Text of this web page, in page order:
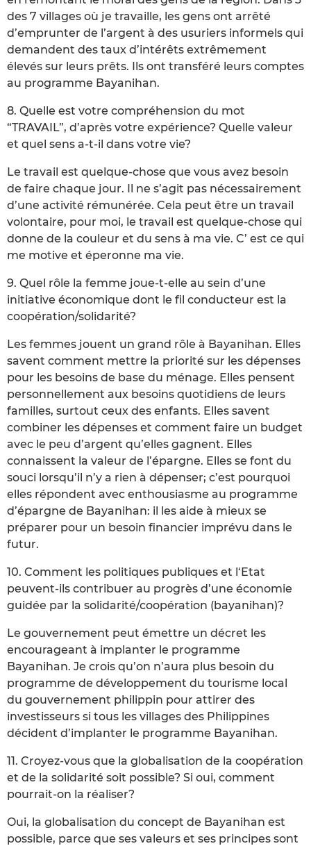
des 7 villages où je travaille, les gens ont arrêté
d’emprunter de l’argent à des usuriers informels qui
demandent des taux d’intérêts extrêmement
élevés sur leurs prêts. Ils ont transféré leurs comptes
au programme Bayanihan.
8. Quelle est votre compréhension du mot
“TRAVAIL”, d’après votre expérience? Quelle valeur
et quel sens a-t-il dans votre vie?
Le travail est quelque-chose que vous avez besoin
de faire chaque jour. Il ne s’agit pas nécessairement
d’une activité rémunérée. Cela peut être un travail
volontaire, pour moi, le travail est quelque-chose qui
donne de la couleur et du sens à ma vie. C’ est ce qui
me motive et éperonne ma vie.
9. Quel rôle la femme joue-t-elle au sein d’une
initiative économique dont le fil conducteur est la
coopération/solidarité?
Les femmes jouent un grand rôle à Bayanihan. Elles
savent comment mettre la priorité sur les dépenses
pour les besoins de base du ménage. Elles pensent
personnellement aux besoins quotidiens de leurs
familles, surtout ceux des enfants. Elles savent
combiner les dépenses et comment faire un budget
avec le peu d’argent qu’elles gagnent. Elles
connaissent la valeur de l’épargne. Elles se font du
souci lorsqu’il n’y a rien à dépenser; c’est pourquoi
elles répondent avec enthousiasme au programme
d’épargne de Bayanihan: il les aide à mieux se
préparer pour un besoin financier imprévu dans le
futur.
10. Comment les politiques publiques et l‘Etat
peuvent-ils contribuer au progrès d’une économie
guidée par la solidarité/coopération (bayanihan)?
Le gouvernement peut émettre un décret les
encourageant à implanter le programme
Bayanihan. Je crois qu’on n’aura plus besoin du
programme de développement du tourisme local
du gouvernement philippin pour attirer des
investisseurs si tous les villages des Philippines
décident d’implanter le programme Bayanihan.
11. Croyez-vous que la globalisation de la coopération
et de la solidarité soit possible? Si oui, comment
pourrait-on la réaliser?
Oui, la globalisation du concept de Bayanihan est
possible, parce que ses valeurs et ses principes sont